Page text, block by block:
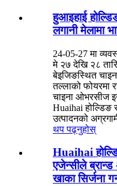
हुआइहाई
लगानी मेलामा
24-05-27 मा
मे २७ देखि २८
बेइजिङस्थित
तल्लाको फोयरमा
चाइना ओभरसीज
Huaihai होल्डिङ
उत्पादनको
थप पढ्नुहोस्
Huaihai
एजेन्सीले ब्रान्ड
खाका सिर्जना